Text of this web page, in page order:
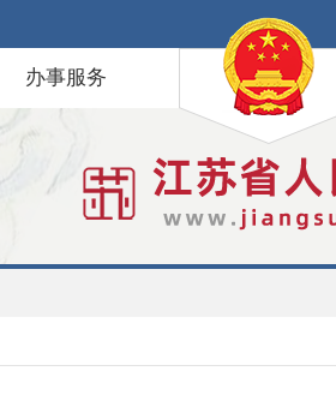
办事服务